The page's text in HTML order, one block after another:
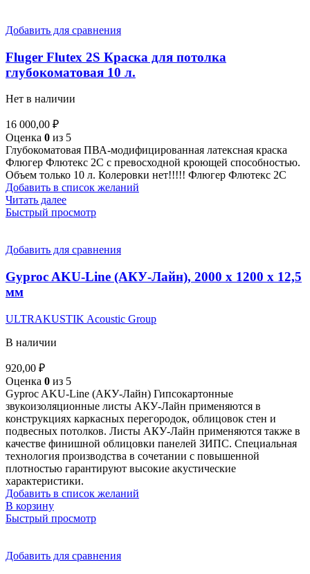
Добавить для сравнения
Fluger Flutex 2S Краска для потолка
глубокоматовая 10 л.
Нет в наличии
16 000,00 ₽
Оценка 0 из 5
Глубокоматовая ПВА-модифицированная латексная краска
Флюгер Флютекс 2С с превосходной кроющей способностью.
Объем только 10 л. Колеровки нет!!!!! Флюгер Флютекс 2С
Добавить в список желаний
Читать далее
Быстрый просмотр
Добавить для сравнения
Gyproc AKU-Line (AКУ-Лайн), 2000 х 1200 х 12,5
мм
ULTRAKUSTIK Acoustic Group
В наличии
920,00 ₽
Оценка 0 из 5
Gyproc AKU-Line (AКУ-Лайн) Гипсокартонные
звукоизоляционные листы АКУ-Лайн применяются в
конструкциях каркасных перегородок, облицовок стен и
подвесных потолков. Листы АКУ-Лайн применяются также в
качестве финишной облицовки панелей ЗИПС. Специальная
технология производства в сочетании с повышенной
плотностью гарантируют высокие акустические
характеристики.
Добавить в список желаний
В корзину
Быстрый просмотр
Добавить для сравнения